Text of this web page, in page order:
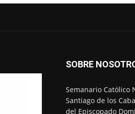
SOBRE
Semanario Católico
Santiago de los
del Episcopado